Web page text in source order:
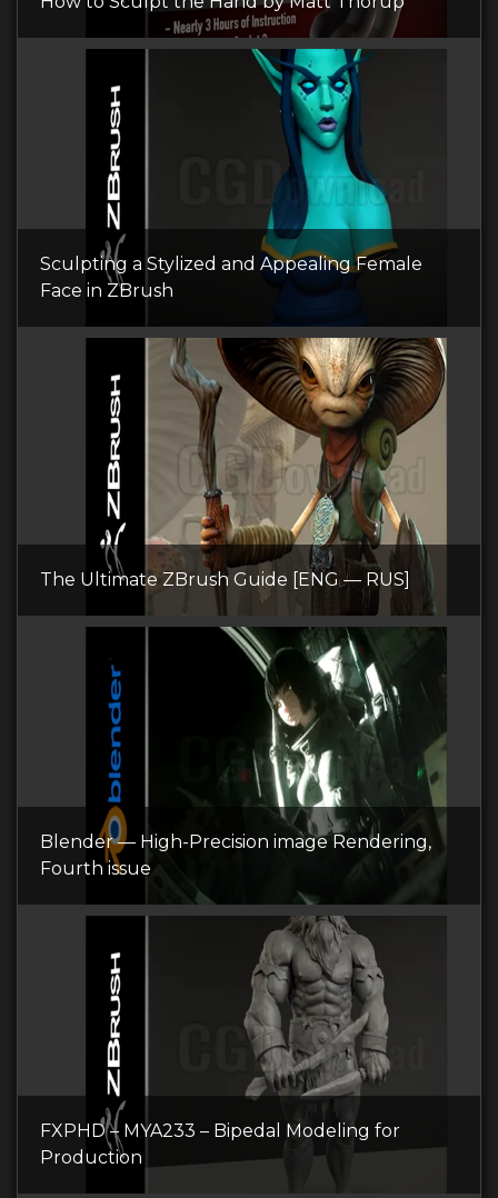
Sculpting a Stylized and Appealing Female
Face in ZBrush
The Ultimate ZBrush Guide [ENG — RUS]
Blender — High-Precision image Rendering,
Fourth issue
FXPHD – MYA233 – Bipedal Modeling for
Production